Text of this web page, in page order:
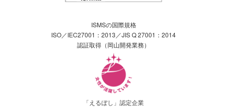
ISMSの国際規格
ISO／IEC27001：2013／JIS Q 27001：2014
認証取得（岡山開発業務）
「えるぼし」認定企業